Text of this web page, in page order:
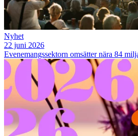
Nyhet
22 juni 2026
Evenemangssektorn omsätter nära 84